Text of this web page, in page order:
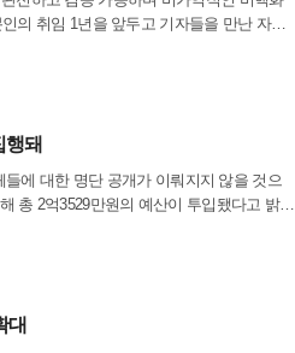
의 취임 1년을 앞두고 기자들을 만난 자리
고 선평화론으로 전환했다"고 밝혔다. 정
행돼
에 대한 명단 공개가 이뤄지지 않을 것으
총 2억3529만원의 예산이 투입됐다고 밝혔
단체들의 명칭은 이날 공개하지 않았다.
대